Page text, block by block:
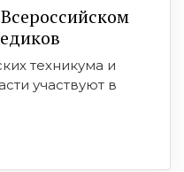
техникума и
участвуют в